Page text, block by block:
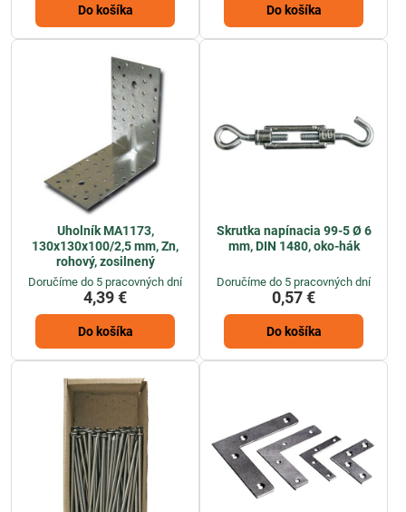
Do košíka Do košíka
Uholník MA1173,
130x130x100/2,5 mm, Zn,
rohový, zosilnený
Doručíme do 5 pracovných dní
4,39 €
Do košíka
Skrutka napínacia 99-5 Ø 6
mm, DIN 1480, oko-hák
Doručíme do 5 pracovných dní
0,57 €
Do košíka